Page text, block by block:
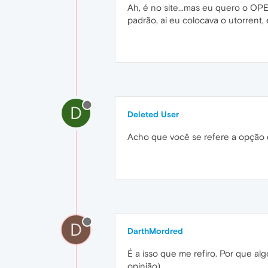
Ah, é no site...mas eu quero o
padrão, ai eu colocava o
D Deleted User
Acho que você se refere a opção
D DarthMordred
É a isso que me refiro. Por que
opinião)